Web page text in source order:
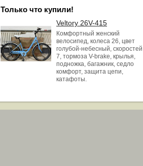
Только что купили!
Veltory 26V-415
Комфортный женский
велосипед, колеса 26, цвет
голубой-небесный, скоростей
7, тормоза V-brake, крылья,
подножка, багажник, седло
комфорт, защита цепи,
катафоты.